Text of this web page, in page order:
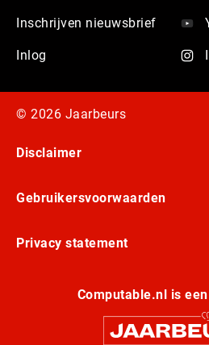
Inschrijven nieuwsbrief
Inlog
© 2026 Jaarbeurs
Disclaimer
Gebruikersvoorwaarden
Privacy statement
Computable.nl is